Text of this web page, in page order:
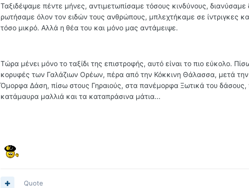
Ταξιδέψαμε πέντε μήνες, αντιμετωπίσαμε τόσους κινδύνους,
ρωτήσαμε όλον τον ειδών τους ανθρώπους, μπλεχτήκαμε σε ίντριγκες
τόσο μικρό. Αλλά η θέα του και μόνο μας αντάμειψε.
Τώρα μένει μόνο το ταξίδι της επιστροφής, αυτό είναι το πιο εύκολο.
κορυφές των Γαλάζιων Ορέων, πέρα από την Κόκκινη Θάλασσα, μετά την
Όμορφα Δάση, πίσω στους Γηραιούς, στα πανέμορφα Ξωτικά του δάσους,
κατάμαυρα μαλλιά και τα καταπράσινα μάτια...
Quote